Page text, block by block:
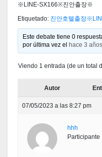
※LINE-SX166※진안출장※
Etiquetado: 진안호텔출장
Este debate tiene 0
por última vez el
hace 3
Viendo 1 entrada (de un total
Autor
07/05/2023 a las 8:27 pm
hhh
Participante